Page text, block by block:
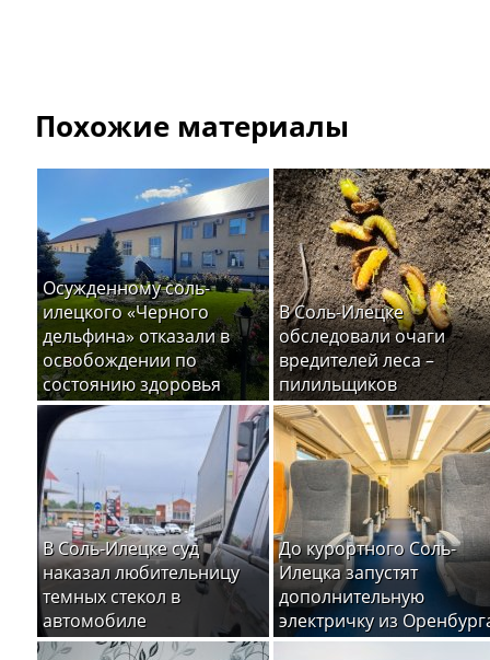
Похожие материалы
Осужденному соль-
илецкого «Черного
дельфина» отказали в
освобождении по
состоянию здоровья
В Соль-Илецке
обследовали очаги
вредителей леса –
пилильщиков
В Соль-Илецке суд
наказал любительницу
темных стекол в
автомобиле
До курортного Соль-
Илецка запустят
дополнительную
электричку из